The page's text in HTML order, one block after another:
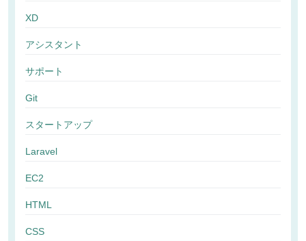
XD
アシスタント
サポート
Git
スタートアップ
Laravel
EC2
HTML
CSS